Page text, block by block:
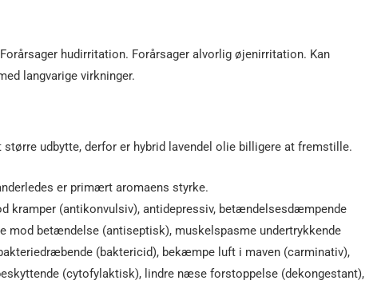
hudirritation. Forårsager alvorlig øjenirritation. Kan
langvarige virkninger.
udbytte, derfor er hybrid lavendel olie billigere at fremstille.
er primært aromaens styrke.
kramper (antikonvulsiv), antidepressiv, betændelsesdæmpende
betændelse (antiseptisk), muskelspasme undertrykkende
(baktericid), bekæmpe luft i maven (carminativ),
(cytofylaktisk), lindre næse forstoppelse (dekongestant),